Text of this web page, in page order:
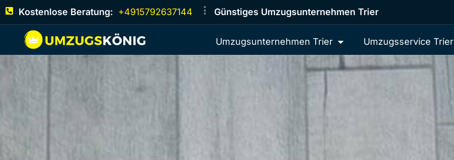
Kostenlose Beratung: +4915792637144 Günstiges Umzugsunternehmen Trier
Umzugsunternehmen Trier Umzugsservice Trier